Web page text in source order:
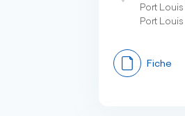
Port
Port
Fiche